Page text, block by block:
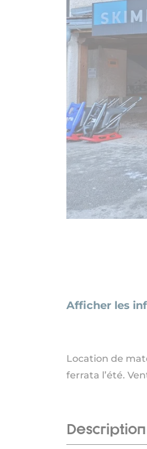
Afficher les
Location de
ferrata l’été.
Description